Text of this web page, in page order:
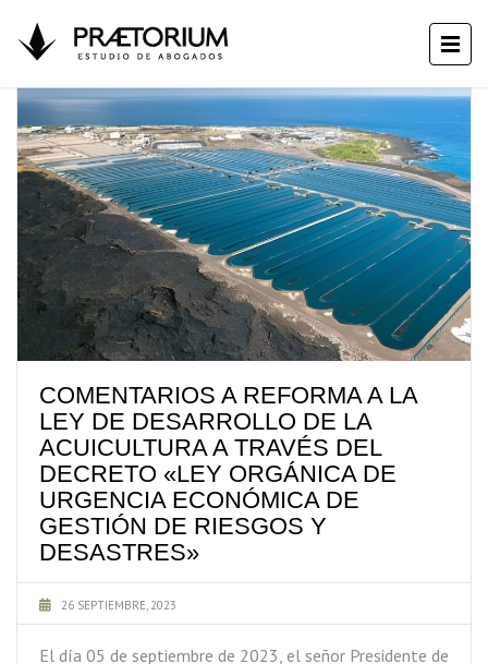
COMENTARIOS A REFORMA A LA
LEY DE DESARROLLO DE LA
ACUICULTURA A TRAVÉS DEL
DECRETO «LEY ORGÁNICA DE
URGENCIA ECONÓMICA DE
GESTIÓN DE RIESGOS Y
DESASTRES»
26 SEPTIEMBRE, 2023
El día 05 de septiembre de 2023, el señor Presidente de